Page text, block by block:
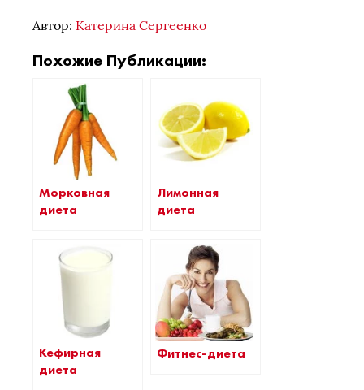
Автор: Катерина Сергеенко
Похожие Публикации:
Морковная
диета
Лимонная
диета
Кефирная
диета
Фитнес-диета